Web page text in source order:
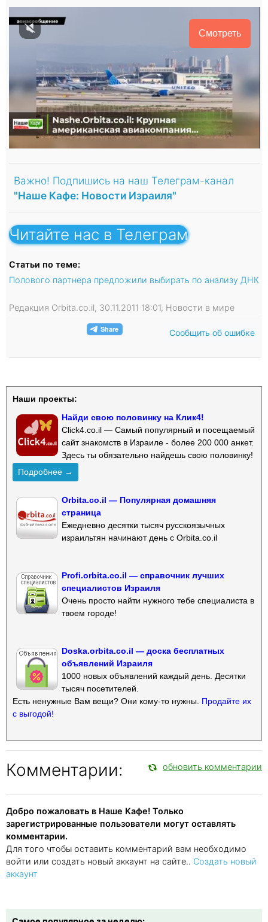
Смотреть
Важно! Подпишись на наш Телеграм-канал
"Наше Кафе: Новости Израиля"
Читайте нас в Телеграм
Статьи по теме:
Полового партнера предложили выбирать по анализу ДНК
Редакция Orbita.co.il, 30.11.2011 18:01, Новости в мире
Сообщить об ошибке
Наши проекты:
Найди свою половинку на Клик4!
Click4.co.il — Самый популярный и посещаемый
сайт знакомств в Израиле - более 200 000 анкет.
Здесь ты обязательно найдешь свою половинку!
Подробнее →
Orbita.co.il — Популярная домашняя
страница
Ежедневно десятки тысяч русскоязычных
израильтян начинают день с Orbita.co.il
Profi.orbita.co.il — справочник лучших
специалистов Израиля
Очень просто найти нужного тебе специалиста в
твоем городе!
Doska.orbita.co.il — доска бесплатных
объявлений Израиля
1000 новых объявлений каждый день. Десятки
тысяч посетителей.
Есть ненужные Вам вещи? Они кому-то нужны. Продайте их
с выгодой!
Комментарии: обновить комментарии
Добро пожаловать в Наше Кафе! Только
зарегистрированные пользователи могут оставлять
комментарии.
Для того чтобы оставить комментарий вам необходимо
войти или создать новый аккаунт на сайте.. Создать новый
аккаунт